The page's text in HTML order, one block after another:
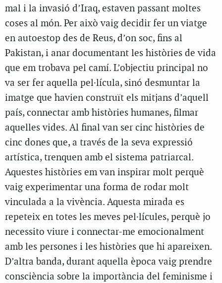
mal i la invasió d’Iraq, estaven passant moltes
coses al món. Per això vaig decidir fer un viatge
en autoestop des de Reus, d’on soc, fins al
Pakistan, i anar documentant les històries de vida
que em trobava pel camí. L’objectiu principal no
va ser fer aquella pel·lícula, sinó desmuntar la
imatge que havien construït els mitjans d’aquell
país, connectar amb històries humanes, filmar
aquelles vides. Al final van ser cinc històries de
cinc dones que, a través de la seva expressió
artística, trenquen amb el sistema patriarcal.
Aquestes històries em van inspirar molt perquè
vaig experimentar una forma de rodar molt
vinculada a la vivència. Aquesta mirada es
repeteix en totes les meves pel·lícules, perquè jo
necessito viure i connectar-me emocionalment
amb les persones i les històries que hi apareixen.
D’altra banda, durant aquella època vaig prendre
consciència sobre la importància del feminisme i